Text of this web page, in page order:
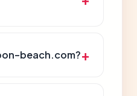
beach.com?